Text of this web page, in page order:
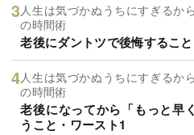
人生は気づかぬうちにすぎるか
の時間術
老後にダントツで後悔するこ
人生は気づかぬうちにすぎるか
の時間術
老後になってから「もっと早
うこと・ワースト1